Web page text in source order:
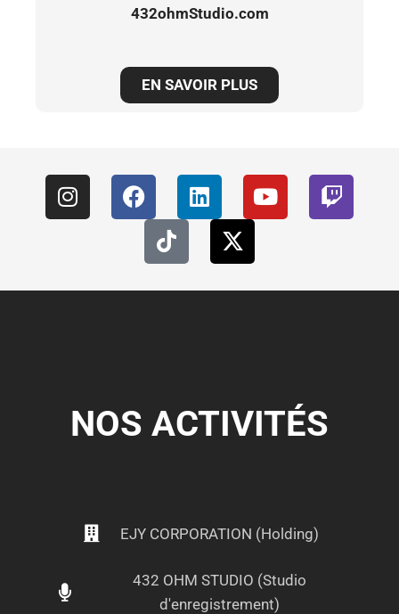
432ohmStudio.com
EN SAVOIR PLUS
NOS ACTIVITÉS
EJY CORPORATION (Holding)
432 OHM STUDIO (Studio
d'enregistrement)